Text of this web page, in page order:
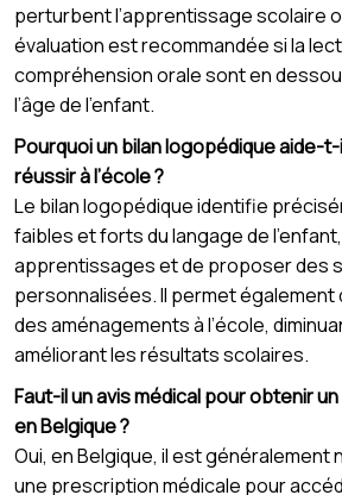
perturbent l’apprentissage scolaire
évaluation est recommandée si la
compréhension orale sont en
l’âge de l’enfant.
Pourquoi un bilan logopédique aide-t-
réussir à l’école ?
Le bilan logopédique identifie
faibles et forts du langage de
apprentissages et de proposer des
personnalisées. Il permet également
des aménagements à l’école,
améliorant les résultats scolaires.
Faut-il un avis médical pour obtenir
en Belgique ?
Oui, en Belgique, il est généralement
une prescription médicale pour